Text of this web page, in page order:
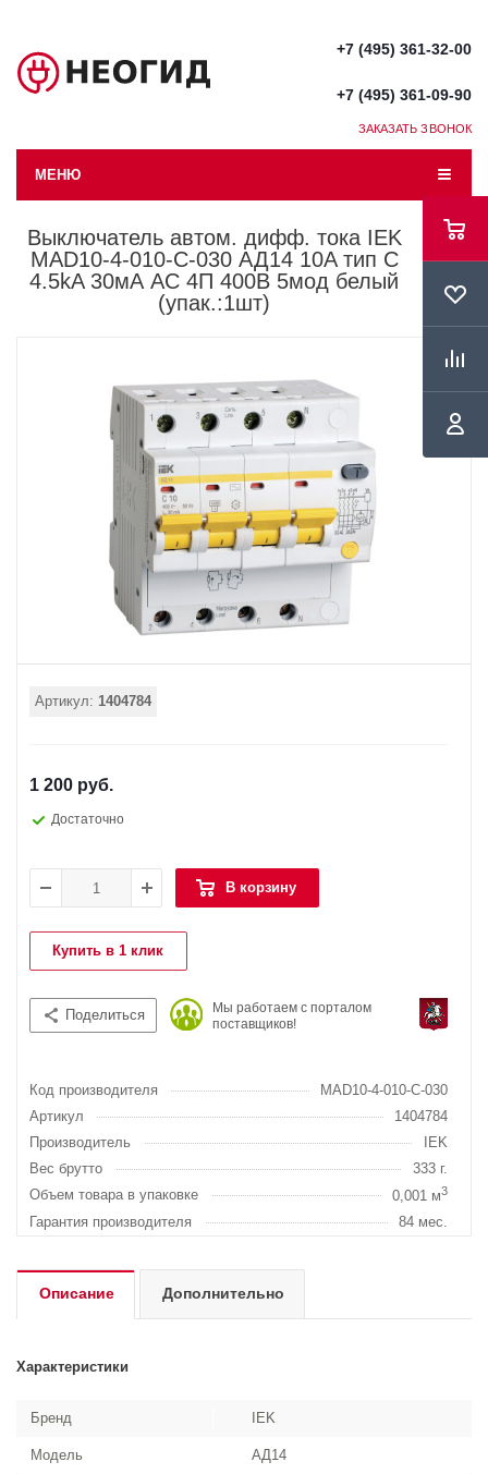
+7 (495) 361-32-00
+7 (495) 361-09-90
ЗАКАЗАТЬ ЗВОНОК
МЕНЮ
Выключатель автом. дифф. тока IEK
MAD10-4-010-C-030 АД14 10A тип C
4.5kA 30мА AC 4П 400В 5мод белый
(упак.:1шт)
Артикул: 1404784
1 200 руб.
Достаточно
В корзину
Купить в 1 клик
Поделиться
Мы работаем с порталом
поставщиков!
Код производителя
MAD10-4-010-C-030
Артикул
1404784
Производитель
IEK
Вес брутто
333 г.
Объем товара в упаковке
0,001 м3
Гарантия производителя 84 мес.
Описание Дополнительно
Характеристики
Бренд IEK
Модель АД14